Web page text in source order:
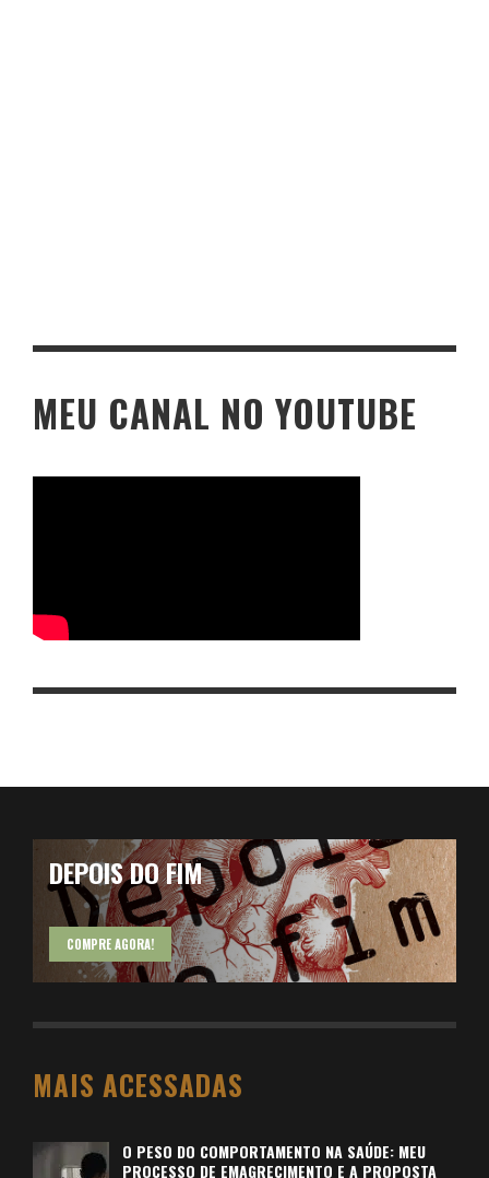
MEU CANAL NO YOUTUBE
DEPOIS DO FIM
COMPRE AGORA!
MAIS ACESSADAS
O PESO DO COMPORTAMENTO NA SAÚDE: MEU
PROCESSO DE EMAGRECIMENTO E A PROPOSTA